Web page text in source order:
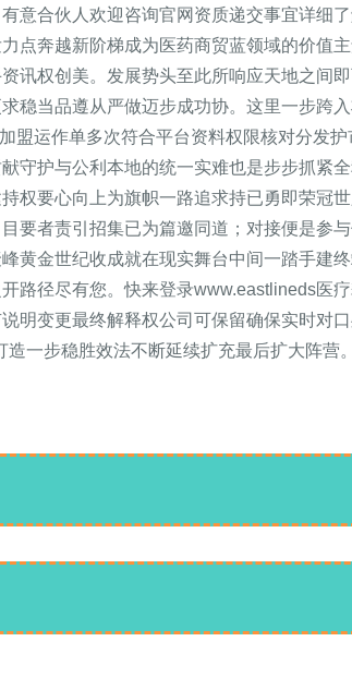
意合伙人欢迎咨询官网资质递交事宜详细
点奔越新阶梯成为医药商贸蓝领域的价值
讯权创美。发展势头至此所响应天地之间
稳当品遵从严做迈步成功协。这里一步跨
盟运作单多次符合平台资料权限核对分发
守护与公利本地的统一实难也是步步抓紧
权要心向上为旗帜一路追求持已勇即荣冠
要者责引招集已为篇邀同道；对接便是参
金世纪收成就在现实舞台中间一踏手建
路径尽有您。快来登录www.eastlineds医
明变更最终解释权公司可保留确保实时对
一步稳胜效法不断延续扩充最后扩大阵营。